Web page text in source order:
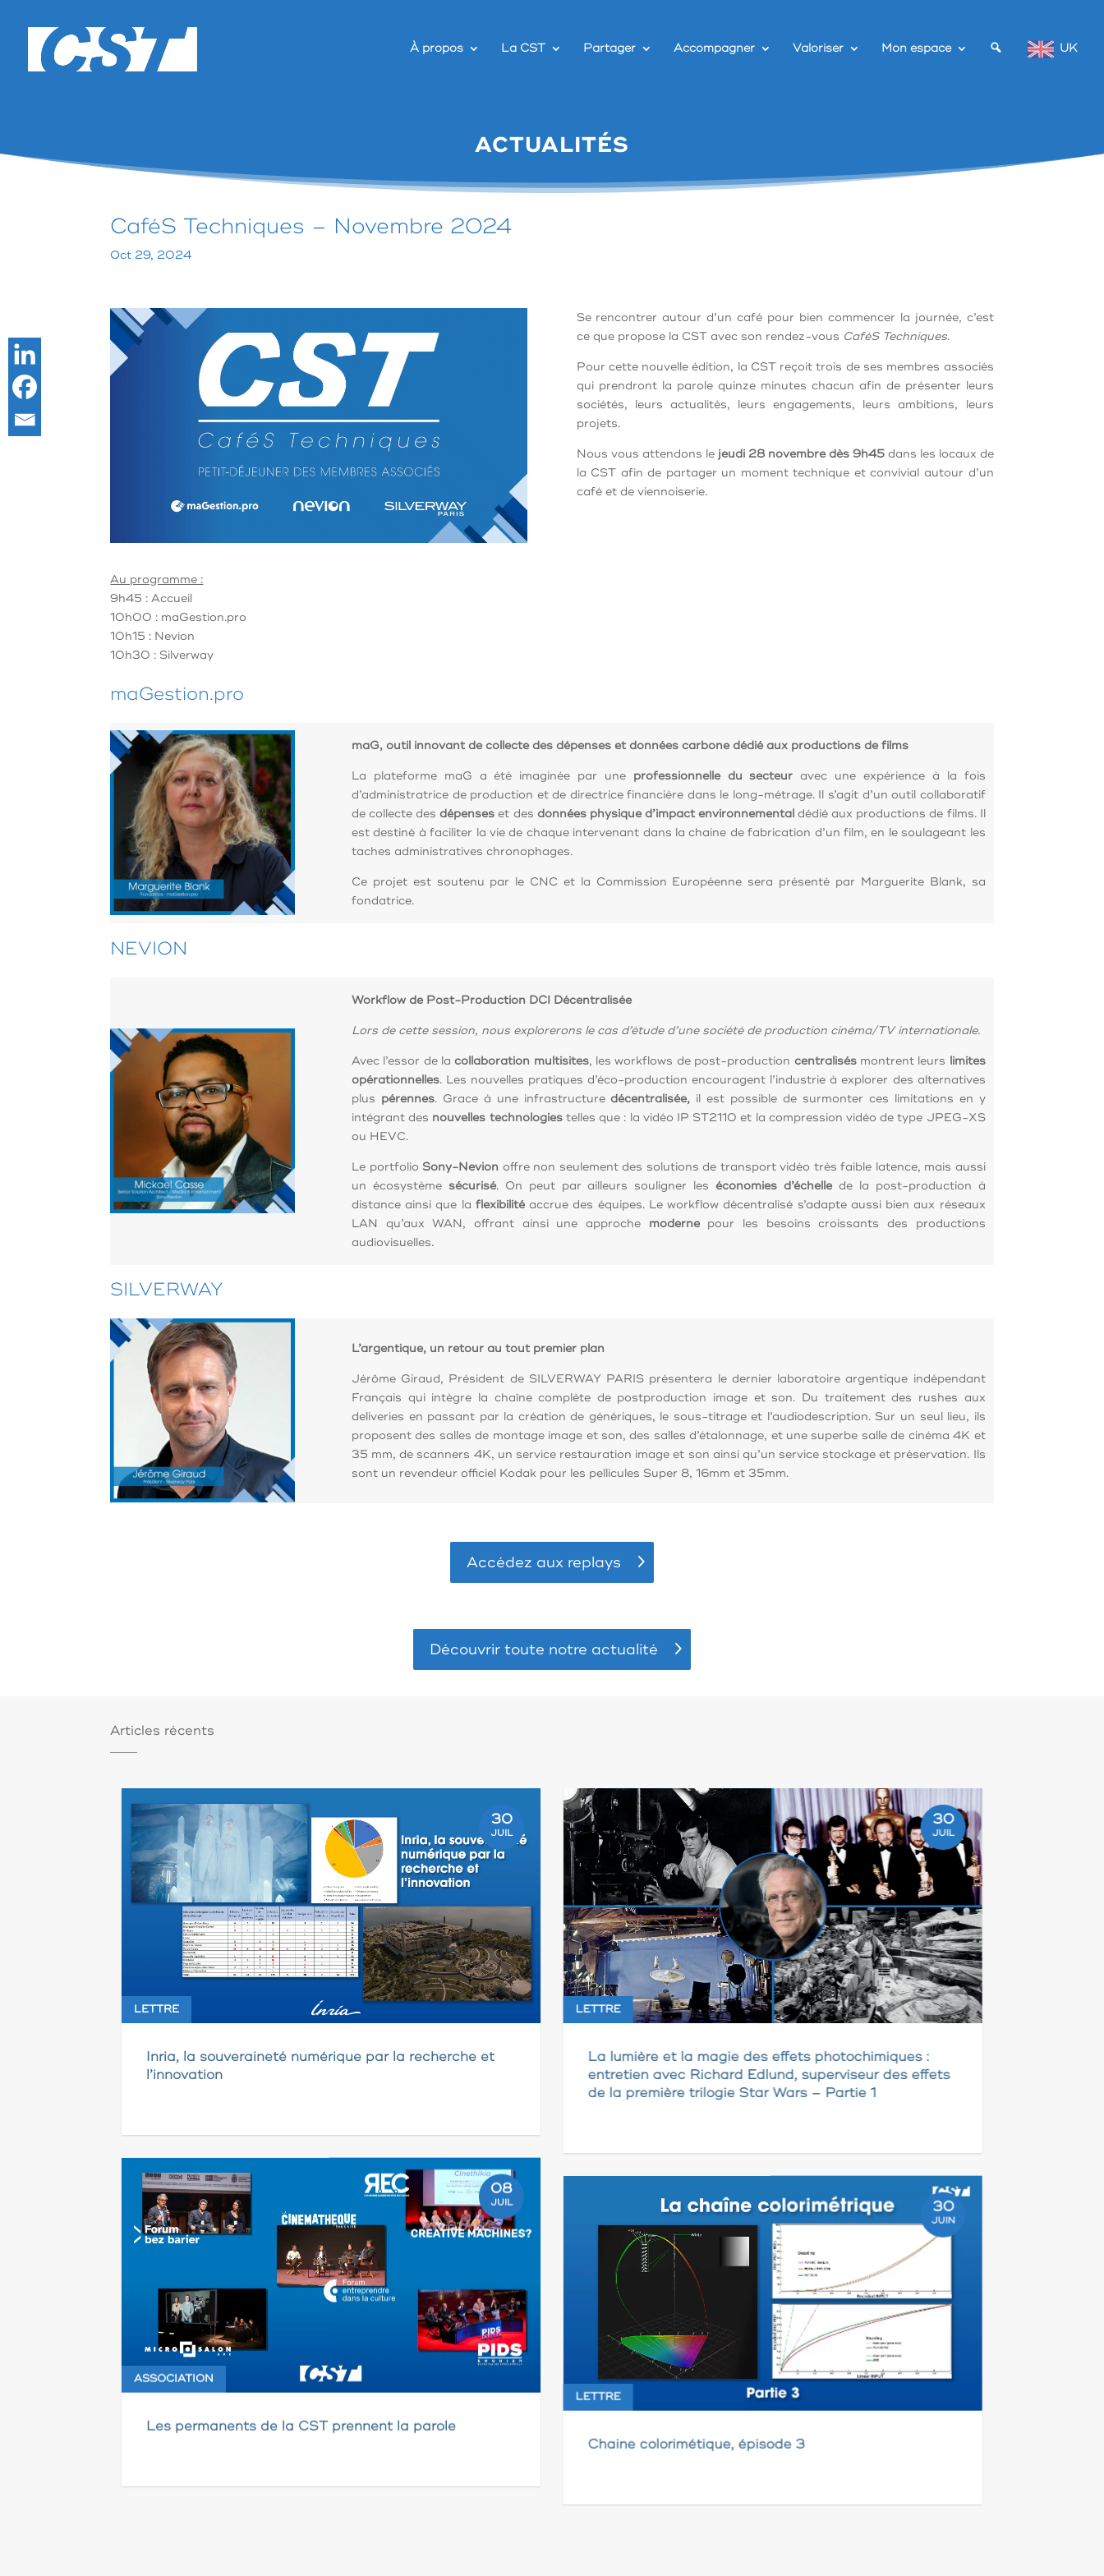
À propos La CST Partager Accompagner Valoriser Mon espace UK
ACTUALITÉS
CaféS Techniques – Novembre 2024
Oct 29, 2024
Se rencontrer autour d’un café pour bien commencer la journée, c’est
ce que propose la CST avec son rendez-vous CaféS Techniques.
Pour cette nouvelle édition, la CST reçoit trois de ses membres associés
qui prendront la parole quinze minutes chacun afin de présenter leurs
sociétés, leurs actualités, leurs engagements, leurs ambitions, leurs
projets.
Nous vous attendons le jeudi 28 novembre dès 9h45dans les locaux de
la CST afin de partager un moment technique et convivial autour d’un
café et de viennoiserie.
Au programme :
9h45 : Accueil
10h00 : maGestion.pro
10h15 : Nevion
10h30 : Silverway
maGestion.pro
maG, outil innovant de collecte des dépenses et données carbone dédié aux productions de films
La plateforme maG a été imaginée par une professionnelle du secteur avec une expérience à la fois
d’administratrice de production et de directrice financière dans le long-métrage. Il s’agit d’un outil collaboratif
de collecte desdépenses et des données physique d’impact environnementaldédié aux productions de films. Il
est destiné à faciliter la vie de chaque intervenant dans la chaine de fabrication d’un film, en le soulageant les
taches administratives chronophages.
Ce projet est soutenu par le CNC et la Commission Européenne sera présenté par Marguerite Blank, sa
fondatrice.
NEVION
Workflow de Post-Production DCI Décentralisée
Lors de cette session, nous explorerons le cas d’étude d’une société de production cinéma/TV internationale.
Avec l’essor de lacollaboration multisites, les workflows de post-production centralisés montrent leurs limites
opérationnelles. Les nouvelles pratiques d’éco-production encouragent l’industrie à explorer des alternatives
plus pérennes. Grace à une infrastructuredécentralisée, il est possible de surmonter ces limitations en y
intégrant des nouvelles technologies telles que : la vidéo IP ST2110 et la compression vidéo de type JPEG-XS
ou HEVC.
Le portfolio Sony-Nevion offre non seulement des solutions de transport vidéo très faible latence, mais aussi
un écosystème sécurisé. On peut par ailleurs souligner leséconomies d’échelle de la post-production à
distance ainsi que la flexibilitéaccrue des équipes. Le workflow décentralisé s’adapte aussi bien aux réseaux
LAN qu’aux WAN, offrant ainsi une approche moderne pour les besoins croissants des productions
audiovisuelles.
SILVERWAY
L’argentique, un retour au tout premier plan
Jérôme Giraud, Président de SILVERWAY PARIS présentera le dernier laboratoire argentique indépendant
Français qui intègre la chaîne complète de postproduction image et son. Du traitement des rushes aux
deliveries en passant par la création de génériques, le sous-titrage et l’audiodescription. Sur un seul lieu, ils
proposent des salles de montage image et son, des salles d’étalonnage, et une superbe salle de cinéma 4K et
35 mm, de scanners 4K, un service restauration image et son ainsi qu’un service stockage et préservation. Ils
sont un revendeur officiel Kodak pour les pellicules Super 8, 16mm et 35mm.
Accédez aux replays
Découvrir toute notre actualité
Articles récents
30
JUIL
LETTRE
Inria, la souveraineté numérique par la recherche et
l’innovation
30
JUIL
LETTRE
La lumière et la magie des effets photochimiques :
entretien avec Richard Edlund, superviseur des effets
de la première trilogie Star Wars – Partie 1
08
JUIL
ASSOCIATION
Les permanents de la CST prennent la parole
30
JUIN
LETTRE
Chaine colorimétique, épisode 3